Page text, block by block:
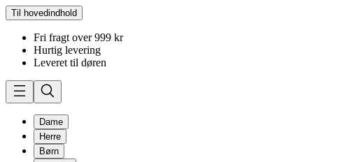
Til hovedindhold
Fri fragt over 999 kr
Hurtig levering
Leveret til døren
Dame
Herre
Børn